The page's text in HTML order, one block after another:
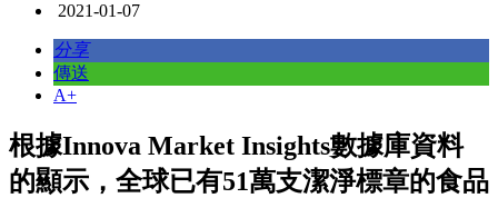
2021-01-07
分享
傳送
A+
根據Innova Market Insights數據庫資料
的顯示，全球已有51萬支潔淨標章的食品